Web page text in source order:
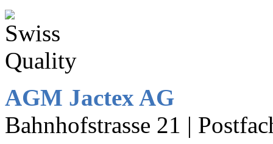
AGM Jactex AG
Bahnhofstrasse 21 |